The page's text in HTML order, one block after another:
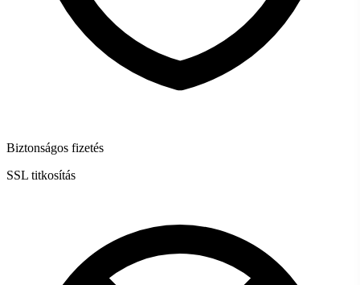
Biztonságos fizetés
SSL titkosítás